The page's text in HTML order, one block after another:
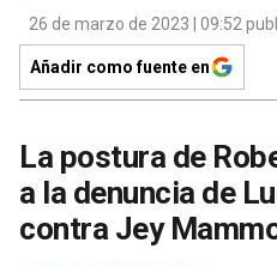
26 de marzo de 2023 | 09:52
Añadir como fuente en
La postura de
a la denuncia de
contra Jey